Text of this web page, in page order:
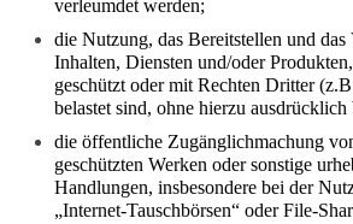
verleumdet werden;
die Nutzung, das Bereitstellen und das
Inhalten, Diensten und/oder
geschützt oder mit Rechten Dritter
belastet sind, ohne hierzu ausdrücklich
die öffentliche Zugänglichmachung
geschützten Werken oder sonstige
Handlungen, insbesondere bei der
„Internet-Tauschbörsen“ oder File-